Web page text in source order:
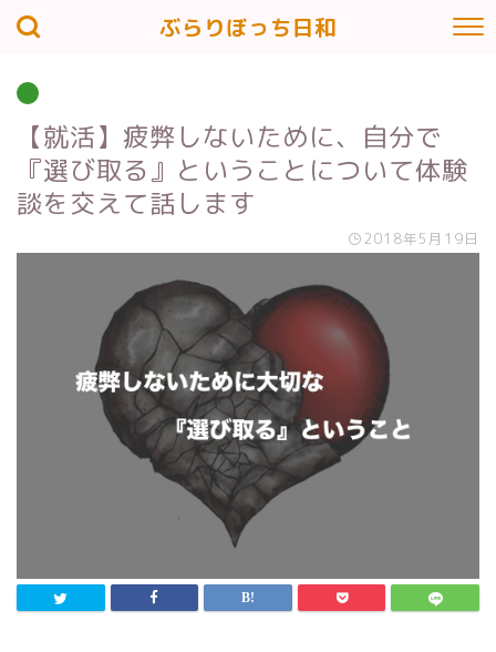
ぶらりぼっち日和
【就活】疲弊しないために、自分で
『選び取る』ということについて体験
談を交えて話します
2018年5月19日